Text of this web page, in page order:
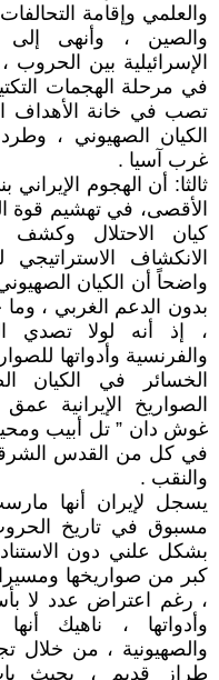
والعلمي وإقامة
والصين ، وأنهى
الإسرائيلية بين
في مرحلة الهجمات
تصب في خانة الأهداف
الكيان الصهيوني ،
غرب آسيا .
ثالثا: أن الهجوم
الأقصى، في تهشيم قوة
كيان الاحتلال
الانكشاف
واضحاً أن الكيان
بدون الدعم الغربي ،
، إذ أنه لولا تصدي
والفرنسية وأدواتها
الخسائر في الكيان
الصواريخ الإيرانية
غوش دان ” تل أبيب
في كل من القدس
والنقب .
يسجل لإيران أنها
مسبوق في تاريخ
بشكل علني دون
كبر من صواريخها
، رغم اعتراض عدد لا
وأدواتها ، ناهيك
والصهيونية ، من خلال
طراز قديم ، بحيث